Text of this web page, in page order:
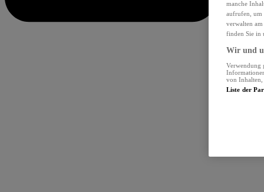
manche
aufrufen, um
verwalten
finden Sie in
Wir und
Verwendung
von Inhalten,
Liste der